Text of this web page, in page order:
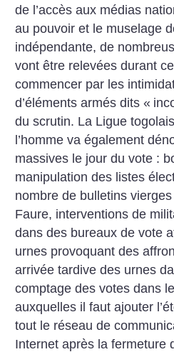
de l’accès aux médias
au pouvoir et le muselage
indépendante, de
vont être relevées durant
commencer par les
d’éléments armés dits «
du scrutin. La Ligue
l’homme va également
massives le jour du vote :
manipulation des listes
nombre de bulletins
Faure, interventions de
dans des bureaux de vote
urnes provoquant des
arrivée tardive des urnes
comptage des votes dans
auxquelles il faut ajouter
tout le réseau de
Internet après la fermeture